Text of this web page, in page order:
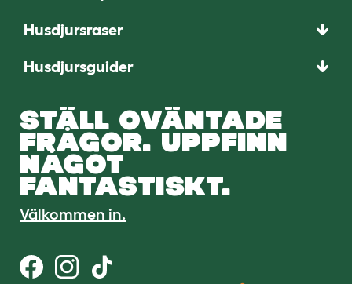
Husdjursraser
Husdjursguider
STÄLL OVÄNTADE
FRÅGOR. UPPFINN
NÅGOT
FANTASTISKT.
Välkommen in.